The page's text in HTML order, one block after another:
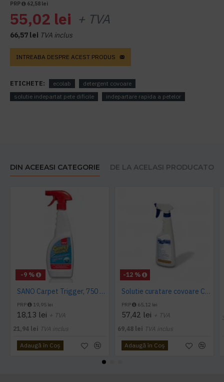
PRP 62,58 lei
55,02 lei + TVA
66,57 lei TVA inclus
INTREABA DESPRE ACEST PRODUS
ETICHETE: ecolab
detergent covoare
solutie indepartat pete dificile
indepartare rapida a petelor
DIN ACEEASI CATEGORIE DE LA ACELASI PRODUCATOR
-9 %
SANO Carpet Trigger, 750 ml
PRP 19,95 lei
18,13 lei + TVA
21,94 lei TVA inclus
Adaugă în Coş
-12 %
Solutie curatare covoare CARPET A 500ml Ecolab
PRP 65,12 lei
57,42 lei + TVA
69,48 lei TVA inclus
Adaugă în Coş